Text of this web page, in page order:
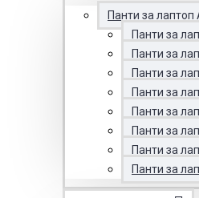
Панти за лаптоп
Панти за
Панти за
Панти за
Панти за
Панти за
Панти за
Панти за
Панти за